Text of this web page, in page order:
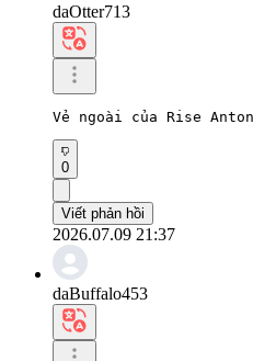
daOtter713
Vẻ ngoài của Rise
0
Viết phản hồi
2026.07.09 21:37
daBuffalo453